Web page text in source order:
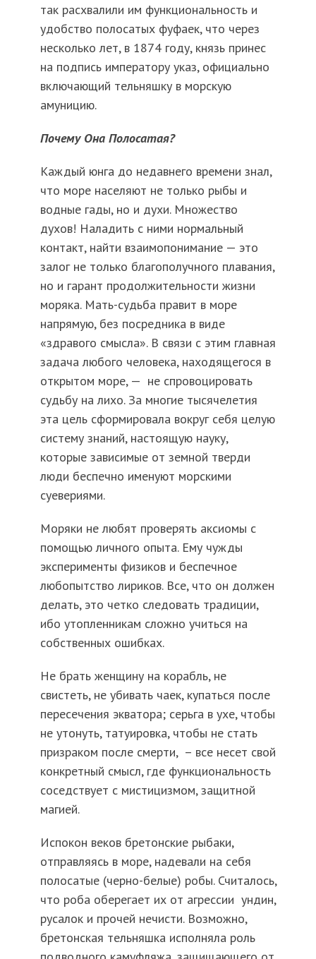
так расхвалили им функциональность и
удобство полосатых фуфаек, что через
несколько лет, в 1874 году, князь принес
на подпись императору указ, официально
включающий тельняшку в морскую
амуницию.
Почему Она Полосатая?
Каждый юнга до недавнего времени знал,
что море населяют не только рыбы и
водные гады, но и духи. Множество
духов! Наладить с ними нормальный
контакт, найти взаимопонимание — это
залог не только благополучного плавания,
но и гарант продолжительности жизни
моряка. Мать-судьба правит в море
напрямую, без посредника в виде
«здравого смысла». В связи с этим главная
задача любого человека, находящегося в
открытом море, — не спровоцировать
судьбу на лихо. За многие тысячелетия
эта цель сформировала вокруг себя целую
систему знаний, настоящую науку,
которые зависимые от земной тверди
люди беспечно именуют морскими
суевериями.
Моряки не любят проверять аксиомы с
помощью личного опыта. Ему чужды
эксперименты физиков и беспечное
любопытство лириков. Все, что он должен
делать, это четко следовать традиции,
ибо утопленникам сложно учиться на
собственных ошибках.
Не брать женщину на корабль, не
свистеть, не убивать чаек, купаться после
пересечения экватора; серьга в ухе, чтобы
не утонуть, татуировка, чтобы не стать
призраком после смерти, – все несет свой
конкретный смысл, где функциональность
соседствует с мистицизмом, защитной
магией.
Испокон веков бретонские рыбаки,
отправляясь в море, надевали на себя
полосатые (черно-белые) робы. Считалось,
что роба оберегает их от агрессии ундин,
русалок и прочей нечисти. Возможно,
бретонская тельняшка исполняла роль